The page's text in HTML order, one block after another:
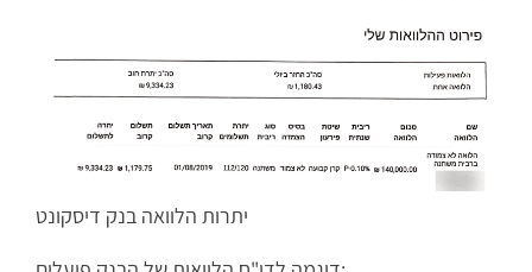
יתרות הלוואה בנק דיסקונט